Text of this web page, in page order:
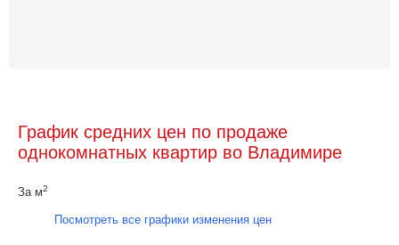
График средних цен по продаже
однокомнатных квартир во Владимире
За м2
Посмотреть все графики изменения цен